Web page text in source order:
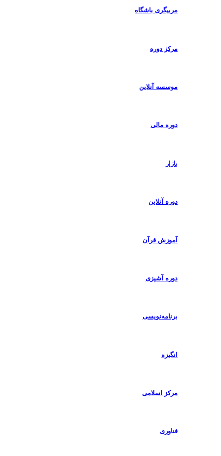
مربیگری باشگاه
مرکز دوره
موسسه آنلاین
دوره مالی
دوره آنلاین
آموزش قرآن
دوره آشپزی
برنامه‌نویسی
مرکز اسلامی
فناوری